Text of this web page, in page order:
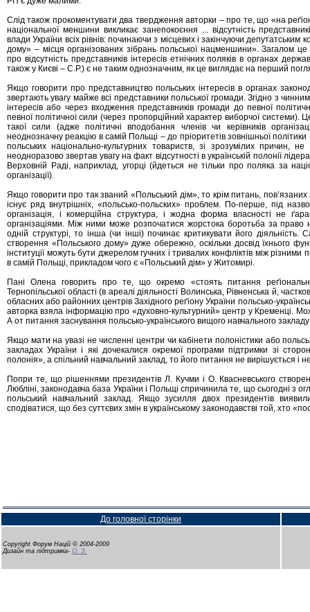
Слід також прокоментувати два твердження авторки – про те, що «на
національної меншини викликає занепокоєння ... відсутність
влади України всіх рівнів: починаючи з місцевих і закінчуючи депутатським
дому» – місця організованих зібрань польської нацменшини». Загалом
про відсутність представників інтересів етнічних поляків в органах
також у Києві – С.Р.) є не таким однозначним, як це виглядає на перший
Якщо говорити про представництво польських інтересів в органах
звертають увагу майже всі представники польської громади. Згідно з
інтересів або через входження представників громади до певної
певної політичної сили (через пропорційний характер виборчої
такої сили (адже політичні вподобання членів чи керівників
неоднозначну реакцію в самій Польщі – до пріоритетів зовнішньої
польських національно-культурних товариств, зі зрозумілих причин, не
неодноразово звертав увагу на факт відсутності в українській полонії
Верховній Раді, наприклад, угорці (йдеться не тільки про поляка за
організації).
Якщо говорити про так званий «Польський дім», то крім питань, пов’язаних
існує ряд внутрішніх, «польсько-польских» проблем. По-перше, під
організація, і комерційна структура, і жодна форма власності не
організаціями. Між ними може розпочатися жорстока боротьба за
одній структурі, то інша (чи інші) починає критикувати його
створення «Польського дому» дуже обережно, оскільки досвід їхнього
інституції можуть бути джерелом гучних і тривалих конфліктів між різними
в самій Польщі, прикладом чого є «Польський дім» у Житомирі.
Пані Олена говорить про те, що окремо «стоять питання
Тернопільської області (в ареалі діяльності Волинська, Рівненська й,
обласних або районних центрів Західного реґіону України польсько-
авторка взяла інформацію про «духовно-культурний» центр у Кременці.
А от питання заснування польсько-українського вищого навчального
Якщо мати на увазі не численні центри чи кабінети полоністики або
закладах України і які дочекалися окремої програми підтримки зі
полонія», а спільний навчальний заклад, то його питання не вирішується і
Попри те, що рішеннями президентів Л. Кучми і О. Квасневського
Любліні, законодавча база України і Польщі спричинила те, що сьогодні з
польський навчальний заклад. Якщо зусилля двох президентів
сподіватися, що без суттєвих змін в українському законодавстві той, хто
До головної сторінки
Copyright Форум Націй © 2004-2009
Дизайн та підтримка- О. З.